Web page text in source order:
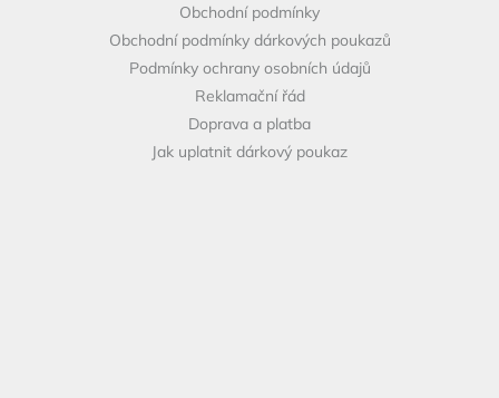
Obchodní podmínky
Obchodní podmínky dárkových poukazů
Podmínky ochrany osobních údajů
Reklamační řád
Doprava a platba
Jak uplatnit dárkový poukaz